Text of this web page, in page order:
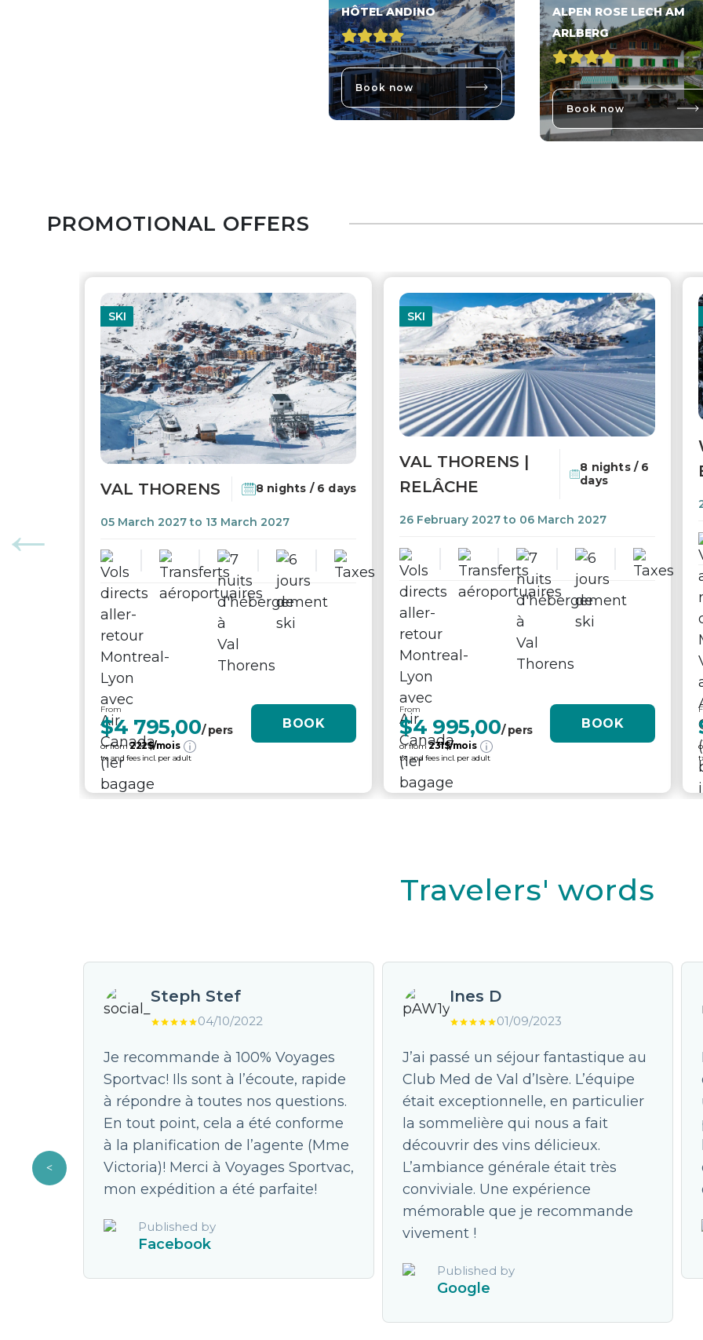
HÔTEL ANDINO
Book now
ALPEN ROSE LECH AM
ARLBERG
Book now
PROMOTIONAL OFFERS
SKI
VAL THORENS 8 nights / 6 days
05 March 2027 to 13 March 2027
From
$4 795,00/ pers
or from222$/mois
tx. and fees incl. per adult
BOOK
SKI
VAL THORENS |
RELÂCHE
8 nights / 6
days
26 February 2027 to 06 March 2027
From
$4 995,00/ pers
or from231$/mois
tx. and fees incl. per adult
BOOK
Travelers' words
pour
faute.
Steph Stef
04/10/2022
Je recommande à 100% Voyages
Sportvac! Ils sont à l’écoute, rapide
à répondre à toutes nos questions.
En tout point, cela a été conforme
à la planification de l’agente (Mme
Victoria)! Merci à Voyages Sportvac,
mon expédition a été parfaite!
Published by
Facebook
Ines D
01/09/2023
J’ai passé un séjour fantastique au
Club Med de Val d’Isère. L’équipe
était exceptionnelle, en particulier
la sommelière qui nous a fait
découvrir des vins délicieux.
L’ambiance générale était très
conviviale. Une expérience
mémorable que je recommande
vivement !
Published by
Google